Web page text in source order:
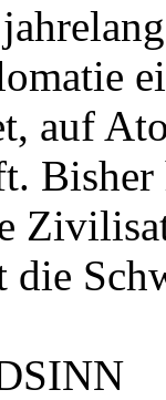
auf
Bisher
die